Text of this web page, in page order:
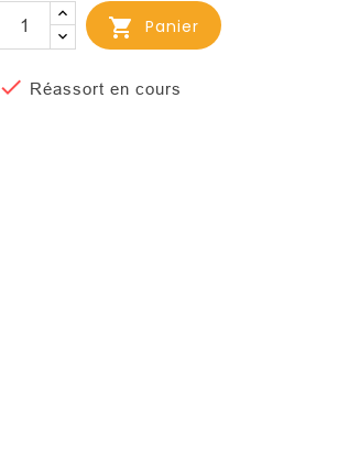
 Panier
 Réassort en cours